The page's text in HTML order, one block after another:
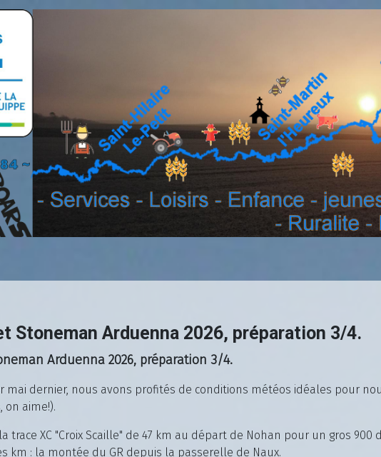
Stoneman Arduenna 2026, préparation 3/4.
Arduenna 2026, préparation 3/4.
mai dernier, nous avons profités de conditions météos idéales pour
on aime!).
trace XC "Croix Scaille" de 47 km au départ de Nohan pour un gros
km : la montée du GR depuis la passerelle de Naux.